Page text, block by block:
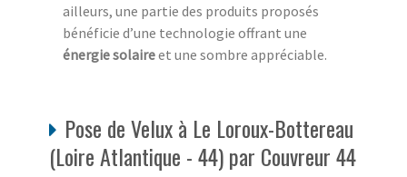
ailleurs, une partie des produits proposés
bénéficie d’une technologie offrant une
énergie solaireet une sombre appréciable.
Pose de Velux à Le Loroux-Bottereau
(Loire Atlantique - 44) par Couvreur 44